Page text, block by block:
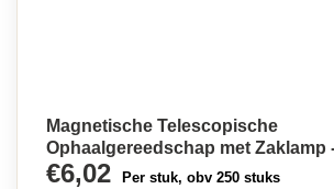
Magnetische Telescopische
Ophaalgereedschap met Zaklamp
€6,02 Per stuk, obv 250 stuks